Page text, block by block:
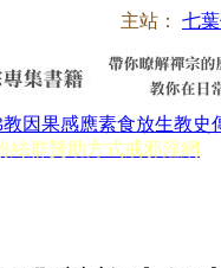
主站： 七
因果感應素食放生教史
絲群贊助方式戒邪淫網